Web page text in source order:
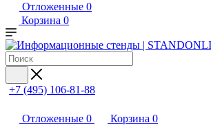
Отложенные 0
Корзина 0
+7 (495) 106-81-88
Отложенные 0 Корзина 0